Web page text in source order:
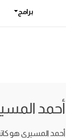
برامج
أحمد
أحمد المسيري هو